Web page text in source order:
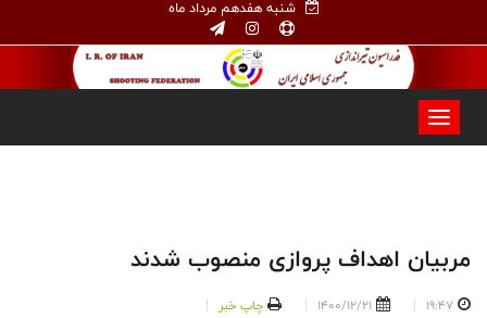
شنبه هفدهم مرداد ماه
مربیان اهداف پروازی منصوب شدند
19:47
1400/12/21 چاپ خبر